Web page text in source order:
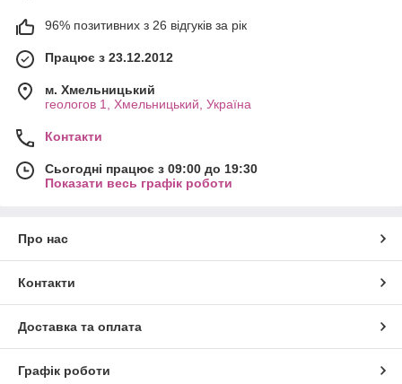
96% позитивних з 26 відгуків за рік
Працює з 23.12.2012
м. Хмельницький
геологов 1, Хмельницький, Україна
Контакти
Сьогодні працює з 09:00 до 19:30
Показати весь графік роботи
Про нас
Контакти
Доставка та оплата
Графік роботи